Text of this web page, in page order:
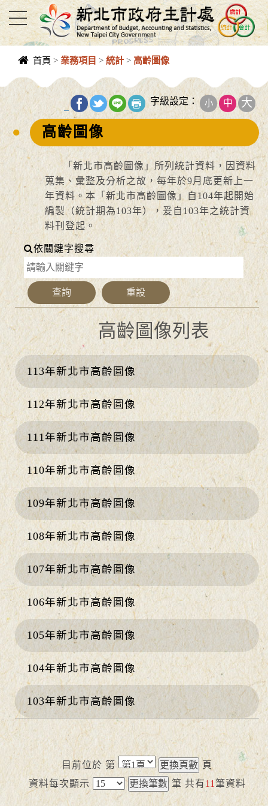
進入內容區塊
首頁 > 業務項目 > 統計> 高齡圖像
_
字級設定： 小 中 大
中央內容區
塊
高齡圖像
「新北市高齡圖像」所列統計資料，因資料
蒐集、彙整及分析之故，每年於9月底更新上一
年資料。本「新北市高齡圖像」自104年起開始
編製（統計期為103年），爰自103年之統計資
料刊登起。
依關鍵字搜尋
高齡圖像列表
113年新北市高齡圖像
112年新北市高齡圖像
111年新北市高齡圖像
110年新北市高齡圖像
109年新北市高齡圖像
108年新北市高齡圖像
107年新北市高齡圖像
106年新北市高齡圖像
105年新北市高齡圖像
104年新北市高齡圖像
103年新北市高齡圖像
目前位於 第
頁
資料每次顯示
筆 共有11 筆資料